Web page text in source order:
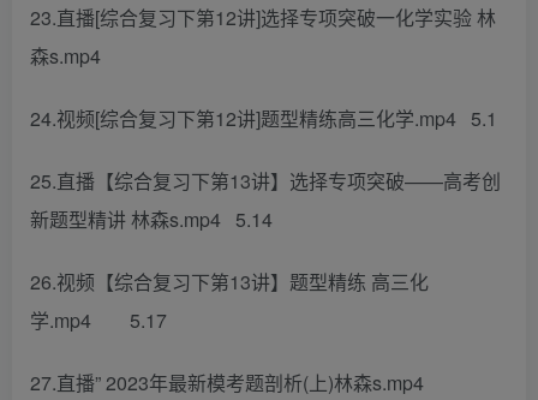
23.直播[综合复习下第12讲]选择专项突破一化学实验 林
森s.mp4
24.视频[综合复习下第12讲]题型精练高三化学.mp4 5.1
25.直播【综合复习下第13讲】选择专项突破——高考创
新题型精讲 林森s.mp4 5.14
26.视频【综合复习下第13讲】题型精练 高三化
学.mp4 5.17
27.直播” 2023年最新模考题剖析(上)林森s.mp4